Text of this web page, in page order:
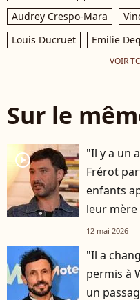
Audrey Crespo-Mara
Louis Ducruet
Emilie
VOIR
Sur le
player2
"Il y a un
Frérot
enfants
leur
12 mai 2026
"Il a
permis à
un